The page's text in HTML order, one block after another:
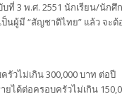
3 พ.ศ. 2551 นักเรียน/นักศึ
นผู้มี “สัญชาติไทย” แล้ว จะต้
วไม่เกิน 300,000 บาท ต่อปี
ได้ต่อครอบครัวไม่เกิน